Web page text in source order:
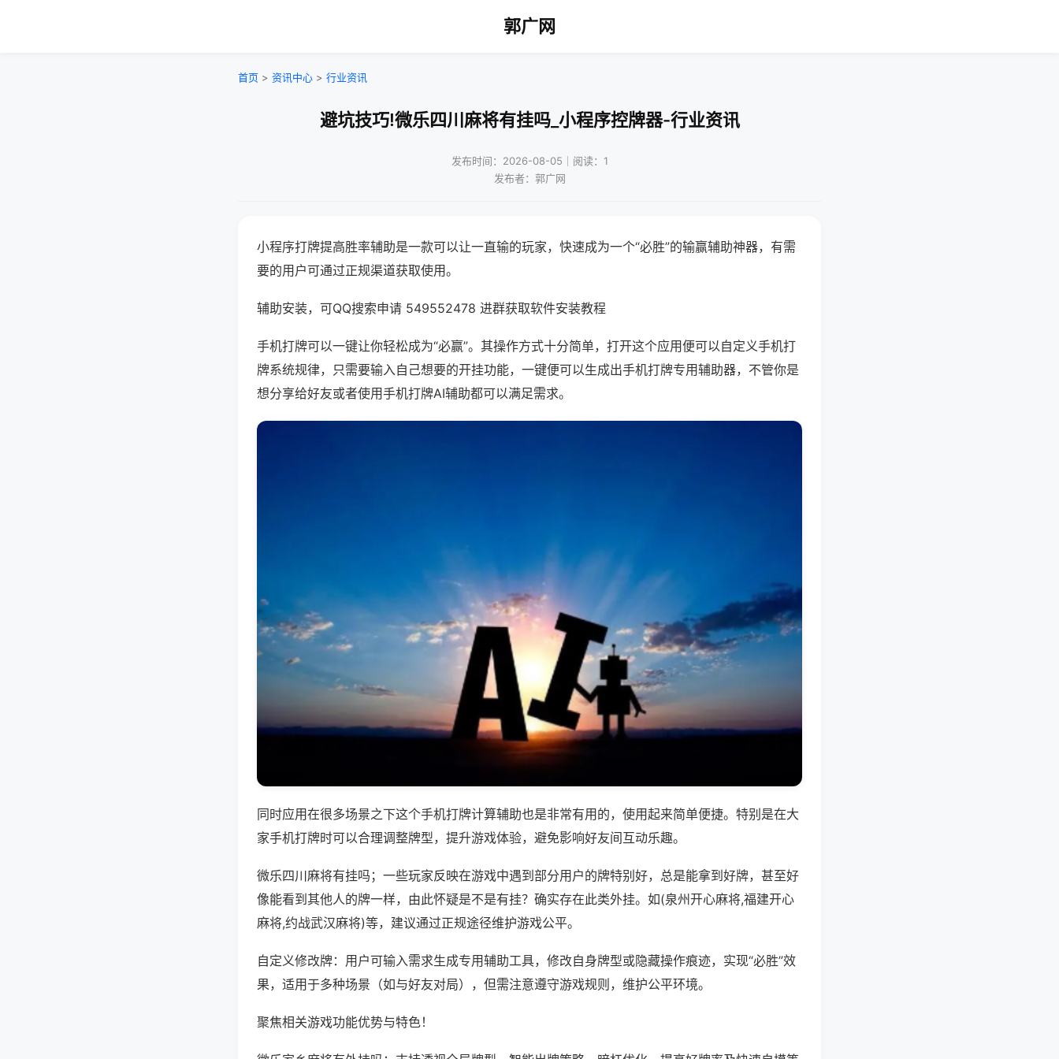
郭广网
首页 > 资讯中心 > 行业资讯
避坑技巧!微乐四川麻将有挂吗_小程序控牌器-行业资讯
发布时间：2026-08-05｜阅读：1
发布者：郭广网
小程序打牌提高胜率辅助是一款可以让一直输的玩家，快速成为一个“必胜”的输赢辅助神器，有需
要的用户可通过正规渠道获取使用。
辅助安装，可QQ搜索申请 549552478 进群获取软件安装教程
手机打牌可以一键让你轻松成为“必赢”。其操作方式十分简单，打开这个应用便可以自定义手机打
牌系统规律，只需要输入自己想要的开挂功能，一键便可以生成出手机打牌专用辅助器，不管你是
想分享给好友或者使用手机打牌AI辅助都可以满足需求。
同时应用在很多场景之下这个手机打牌计算辅助也是非常有用的，使用起来简单便捷。特别是在大
家手机打牌时可以合理调整牌型，提升游戏体验，避免影响好友间互动乐趣。
微乐四川麻将有挂吗；一些玩家反映在游戏中遇到部分用户的牌特别好，总是能拿到好牌，甚至好
像能看到其他人的牌一样，由此怀疑是不是有挂？确实存在此类外挂。如(泉州开心麻将,福建开心
麻将,约战武汉麻将)等，建议通过正规途径维护游戏公平。
自定义修改牌：用户可输入需求生成专用辅助工具，修改自身牌型或隐藏操作痕迹，实现“必胜”效
果，适用于多种场景（如与好友对局），但需注意遵守游戏规则，维护公平环境。
聚焦相关游戏功能优势与特色！